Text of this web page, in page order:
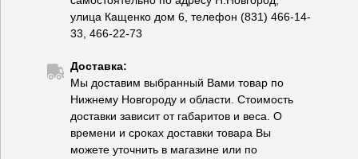
улица Кащенко дом 6, телефон (831) 466-14-
33, 466-22-73
Доставка:
Мы доставим выбранный Вами товар по
Нижнему Новгороду и области. Стоимость
доставки зависит от габаритов и веса. О
времени и сроках доставки товара Вы
можете уточнить в магазине или по